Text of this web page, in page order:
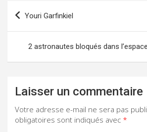
Navigation
de
Youri Garfinkiel
2 astronautes bloqués dans
Laisser un commentaire
Votre adresse e-mail ne sera pas
obligatoires sont indiqués avec *